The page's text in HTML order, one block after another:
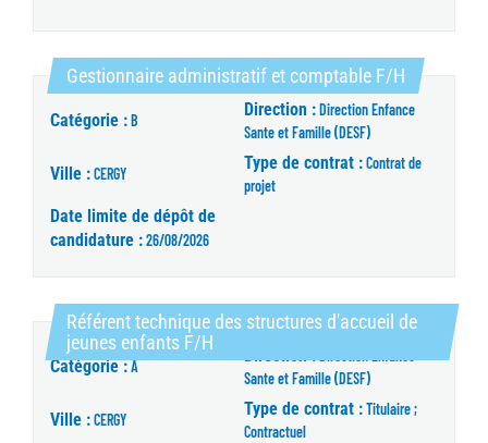
Gestionnaire administratif et comptable F/H (Nouvelle
Catégorie :B
Direction :Direction Enfance
Sante et Famille (DESF)
Ville :CERGY
Type de contrat :Contrat de
projet
Date limite de dépôt de
candidature :26/08/2026
Référent technique des structures d'accueil de
jeunes enfants F/H
Catégorie :A
Direction :
Sante et Famille (DESF)
Ville :CERGY
Type de contrat :Titulaire ;
Contractuel